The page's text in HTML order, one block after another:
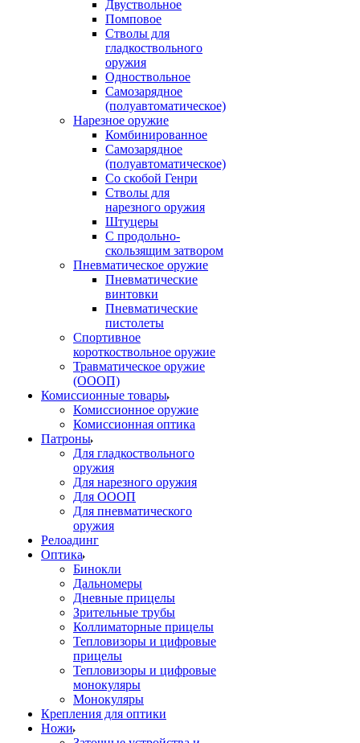
Двуствольное
Помповое
Стволы для
гладкоствольного
оружия
Одноствольное
Самозарядное
(полуавтоматическое)
Нарезное оружие
Комбинированное
Самозарядное
(полуавтоматическое)
Со скобой Генри
Стволы для
нарезного оружия
Штуцеры
С продольно-
скользящим затвором
Пневматическое оружие
Пневматические
винтовки
Пневматические
пистолеты
Спортивное
короткоствольное оружие
Травматическое оружие
(ОООП)
Комиссионные товары
Комиссионное оружие
Комиссионная оптика
Патроны
Для гладкоствольного
оружия
Для нарезного оружия
Для ОООП
Для пневматического
оружия
Релоадинг
Оптика
Бинокли
Дальномеры
Дневные прицелы
Зрительные трубы
Коллиматорные прицелы
Тепловизоры и цифровые
прицелы
Тепловизоры и цифровые
монокуляры
Монокуляры
Крепления для оптики
Ножи